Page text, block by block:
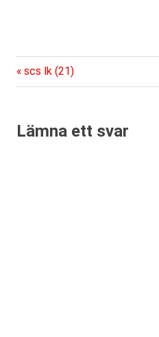
Inläggsnavigering
Föregående
inlägg:
scs lk (21)
Lämna ett svar